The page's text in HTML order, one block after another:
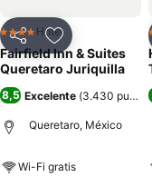
Pregúntanos sobre
CompartirAgregar a
4 EstrellasHotel
Fairfield Inn & Suites
Queretaro Juriquilla
8,5 Excelente (3.430
Queretaro, México
Wi-Fi gratis